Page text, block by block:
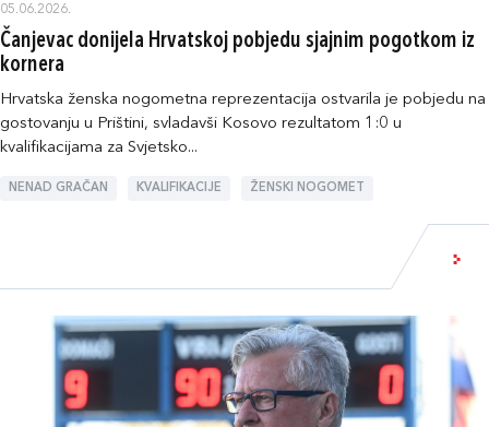
05.06.2026.
Čanjevac donijela Hrvatskoj pobjedu sjajnim pogotkom iz
kornera
Hrvatska ženska nogometna reprezentacija ostvarila je pobjedu na
gostovanju u Prištini, svladavši Kosovo rezultatom 1:0 u
kvalifikacijama za Svjetsko...
NENAD GRAČAN KVALIFIKACIJE ŽENSKI NOGOMET